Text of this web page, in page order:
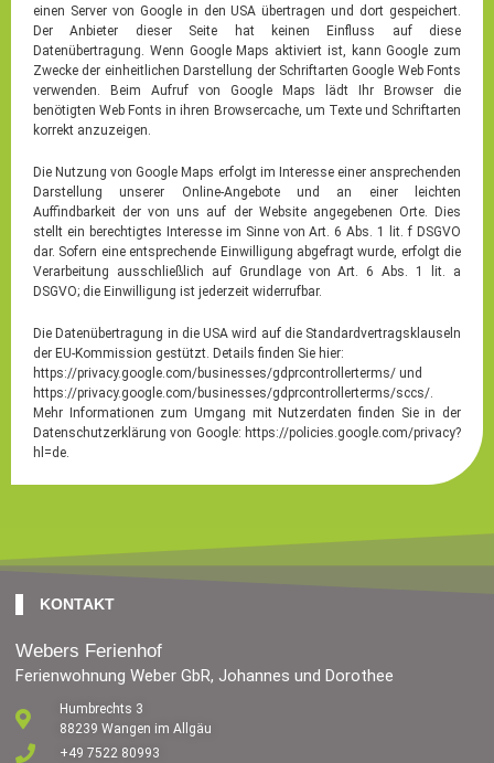
einen Server von Google in den USA übertragen und dort gespeichert.
Der Anbieter dieser Seite hat keinen Einfluss auf diese
Datenübertragung. Wenn Google Maps aktiviert ist, kann Google zum
Zwecke der einheitlichen Darstellung der Schriftarten Google Web Fonts
verwenden. Beim Aufruf von Google Maps lädt Ihr Browser die
benötigten Web Fonts in ihren Browsercache, um Texte und Schriftarten
korrekt anzuzeigen.
Die Nutzung von Google Maps erfolgt im Interesse einer ansprechenden
Darstellung unserer Online-Angebote und an einer leichten
Auffindbarkeit der von uns auf der Website angegebenen Orte. Dies
stellt ein berechtigtes Interesse im Sinne von Art. 6 Abs. 1 lit. f DSGVO
dar. Sofern eine entsprechende Einwilligung abgefragt wurde, erfolgt die
Verarbeitung ausschließlich auf Grundlage von Art. 6 Abs. 1 lit. a
DSGVO; die Einwilligung ist jederzeit widerrufbar.
Die Datenübertragung in die USA wird auf die Standardvertragsklauseln
der EU-Kommission gestützt. Details finden Sie hier:
https://privacy.google.com/businesses/gdprcontrollerterms/ und
https://privacy.google.com/businesses/gdprcontrollerterms/sccs/.
Mehr Informationen zum Umgang mit Nutzerdaten finden Sie in der
Datenschutzerklärung von Google: https://policies.google.com/privacy?
hl=de.
KONTAKT
Webers Ferienhof
Ferienwohnung Weber GbR, Johannes und Dorothee
Humbrechts 3
88239 Wangen im Allgäu
+49 7522 80993